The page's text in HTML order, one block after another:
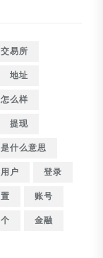
交易所
地址
怎么样
提现
是什么意思
用户
登录
设置
账号
这个
金融